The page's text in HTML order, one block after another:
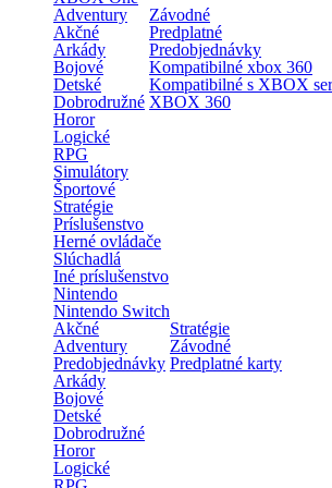
Adventury
Akčné
Arkády
Bojové
Detské
Dobrodružné
Horor
Logické
RPG
Simulátory
Športové
Stratégie
Závodné
Predplatné
Predobjednávky
Kompatibilné xbox 360
Kompatibilné s XBOX
XBOX 360
Príslušenstvo
Herné ovládače
Slúchadlá
Iné príslušenstvo
Nintendo
Nintendo Switch
Akčné
Adventury
Predobjednávky
Arkády
Bojové
Detské
Dobrodružné
Horor
Logické
Stratégie
Závodné
Predplatné karty